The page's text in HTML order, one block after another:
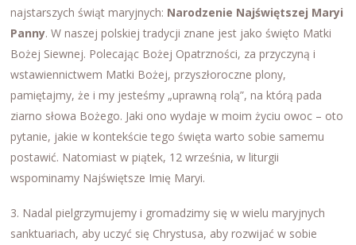
najstarszych świąt maryjnych: Narodzenie Najświętszej Maryi
Panny. W naszej polskiej tradycji znane jest jako święto Matki
Bożej Siewnej. Polecając Bożej Opatrzności, za przyczyną i
wstawiennictwem Matki Bożej, przyszłoroczne plony,
pamiętajmy, że i my jesteśmy „uprawną rolą”, na którą pada
ziarno słowa Bożego. Jaki ono wydaje w moim życiu owoc – oto
pytanie, jakie w kontekście tego święta warto sobie samemu
postawić. Natomiast w piątek, 12 września, w liturgii
wspominamy Najświętsze Imię Maryi.
3. Nadal pielgrzymujemy i gromadzimy się w wielu maryjnych
sanktuariach, aby uczyć się Chrystusa, aby rozwijać w sobie